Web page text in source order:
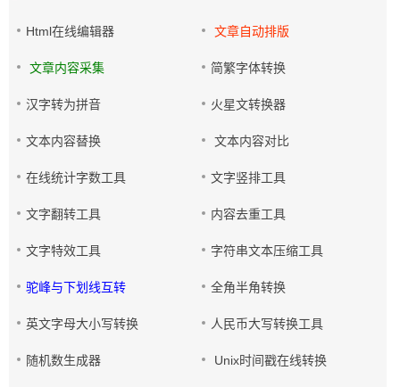
Html在线编辑器 文章自动排版
文章内容采集 简繁字体转换
汉字转为拼音 火星文转换器
文本内容替换 文本内容对比
在线统计字数工具 文字竖排工具
文字翻转工具 内容去重工具
文字特效工具 字符串文本压缩工具
驼峰与下划线互转 全角半角转换
英文字母大小写转换 人民币大写转换工具
随机数生成器 Unix时间戳在线转换